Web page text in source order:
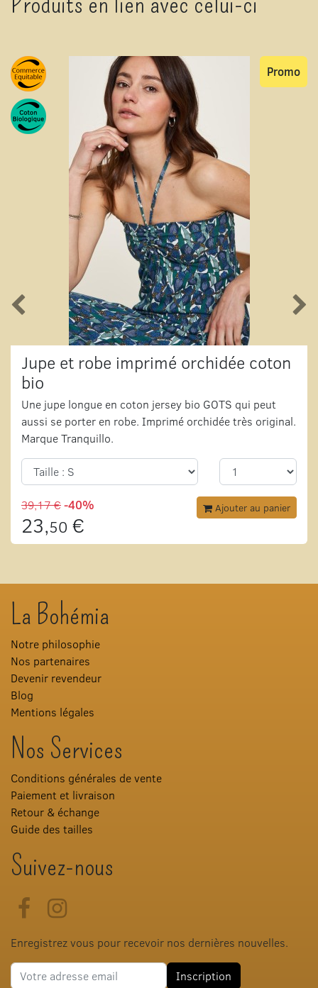
Jupe et robe imprimé orchidée coton
bio
Une jupe longue en coton jersey bio GOTS qui peut
aussi se porter en robe. Imprimé orchidée très original.
Marque Tranquillo.
Promo
39,17 €-40%
23,50 €
Ajouter au panier
La Bohémia
Notre philosophie
Nos partenaires
Devenir revendeur
Blog
Mentions légales
Nos Services
Conditions générales de vente
Paiement et livraison
Retour & échange
Guide des tailles
Suivez-nous
FacebookInstagram
Enregistrez vous pour recevoir nos dernières nouvelles.
Adresse e-mail
Inscription